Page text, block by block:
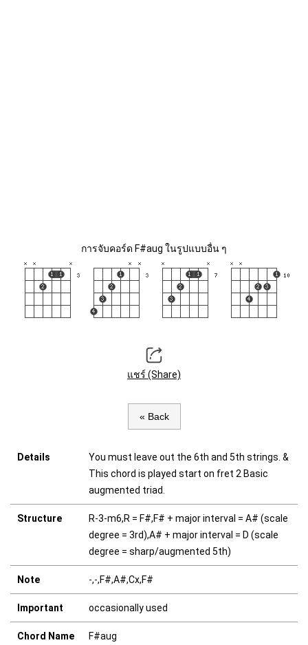
การจับคอร์ด F#aug ในรูปแบบอื่น ๆ
แชร์ (Share)
« Back
Details
You must leave out the 6th and 5th strings. &
This chord is played start on fret 2 Basic
augmented triad.
Structure
R-3-m6,R = F#,F# + major interval = A# (scale
degree = 3rd),A# + major interval = D (scale
degree = sharp/augmented 5th)
Note -,-,F#,A#,Cx,F#
Important occasionally used
Chord Name F#aug